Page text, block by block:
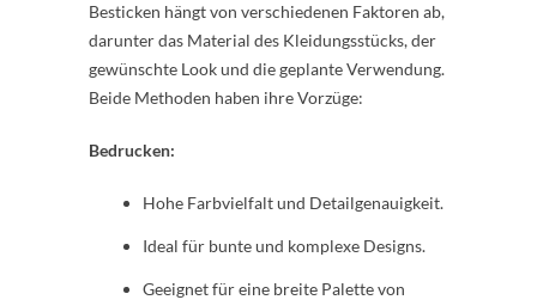
Besticken hängt von verschiedenen Faktoren ab,
darunter das Material des Kleidungsstücks, der
gewünschte Look und die geplante Verwendung.
Beide Methoden haben ihre Vorzüge:
Bedrucken:
Hohe Farbvielfalt und Detailgenauigkeit.
Ideal für bunte und komplexe Designs.
Geeignet für eine breite Palette von